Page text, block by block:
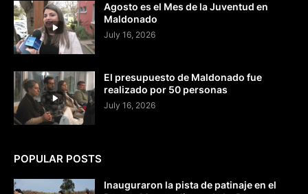
Agosto es el Mes de la Juventud en
Maldonado
July 16, 2026
El presupuesto de Maldonado fue
realizado por 50 personas
July 16, 2026
POPULAR POSTS
Inauguraron la pista de patinaje en el